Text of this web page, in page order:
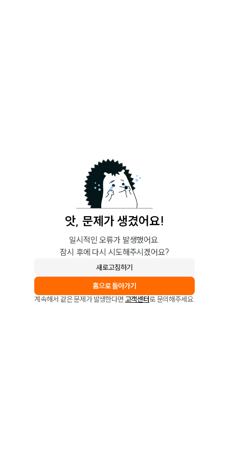
앗, 문제가 생겼어요!
일시적인 오류가 발생했어요.
잠시 후에 다시 시도해주시겠어요?
새로고침하기
홈으로 돌아가기
계속해서 같은 문제가 발생한다면 고객센터로 문의해주세요.